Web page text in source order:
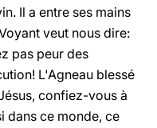
Il a entre ses mains
veut nous dire:
pas peur des
L'Agneau blessé
confiez-vous à
dans ce monde, ce